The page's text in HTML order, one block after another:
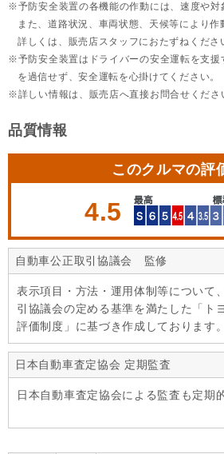
予防安全装置の各機能の作動には、速度や対
また、道路状況、車両状態、天候等により作
詳しくは、販売店スタッフにおたずねくださ
予防安全装置はドライバーの安全運転を支
を過信せず、安全運転を心掛けてください。
詳しい情報は、販売店へ直接お問合せくださ
品質情報
このクルマの評
4.5
自動車公正取引協議会 監修
表示項目・方法・運用体制等について
引協議会の定める基準を満たした「ト
評価制度」に基づき作成しております。
日本自動車査定協会 定期監査
日本自動車査定協会による監査も定期